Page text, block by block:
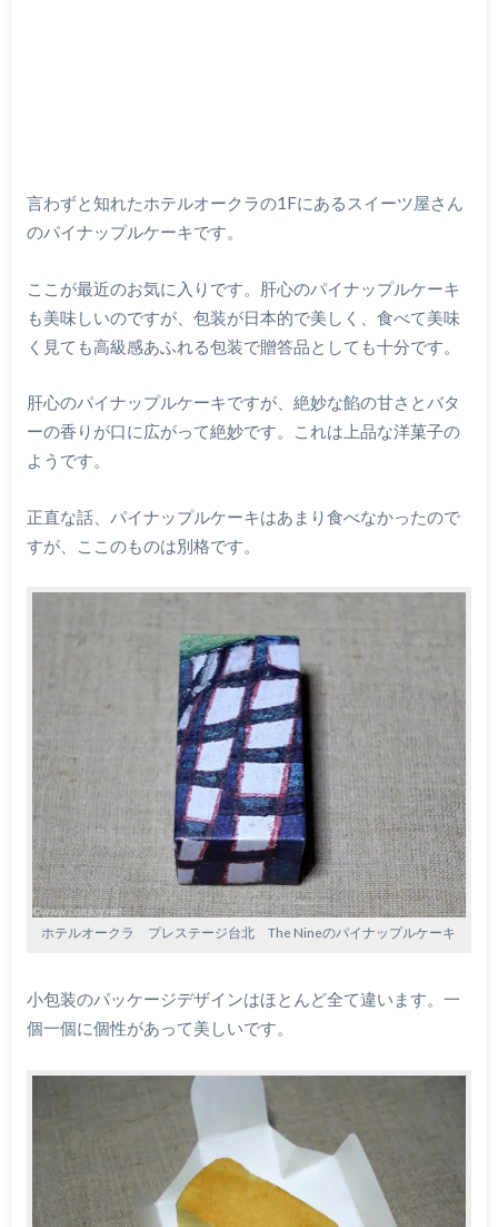
言わずと知れたホテルオークラの1Fにあるスイーツ屋さん
のパイナップルケーキです。
ここが最近のお気に入りです。肝心のパイナップルケーキ
も美味しいのですが、包装が日本的で美しく、食べて美味
く見ても高級感あふれる包装で贈答品としても十分です。
肝心のパイナップルケーキですが、絶妙な餡の甘さとバタ
ーの香りが口に広がって絶妙です。これは上品な洋菓子の
ようです。
正直な話、パイナップルケーキはあまり食べなかったので
すが、ここのものは別格です。
ホテルオークラ プレステージ台北 The Nineのパイナップルケーキ
小包装のパッケージデザインはほとんど全て違います。一
個一個に個性があって美しいです。